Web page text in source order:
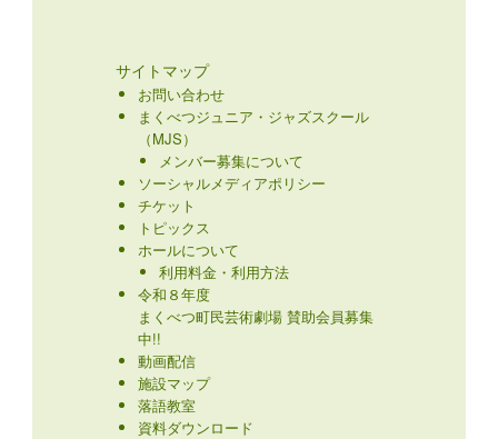
サイトマップ
お問い合わせ
まくべつジュニア・ジャズスクール
（MJS）
メンバー募集について
ソーシャルメディアポリシー
チケット
トピックス
ホールについて
利用料金・利用方法
令和８年度
まくべつ町民芸術劇場 賛助会員募集
中!!
動画配信
施設マップ
落語教室
資料ダウンロード